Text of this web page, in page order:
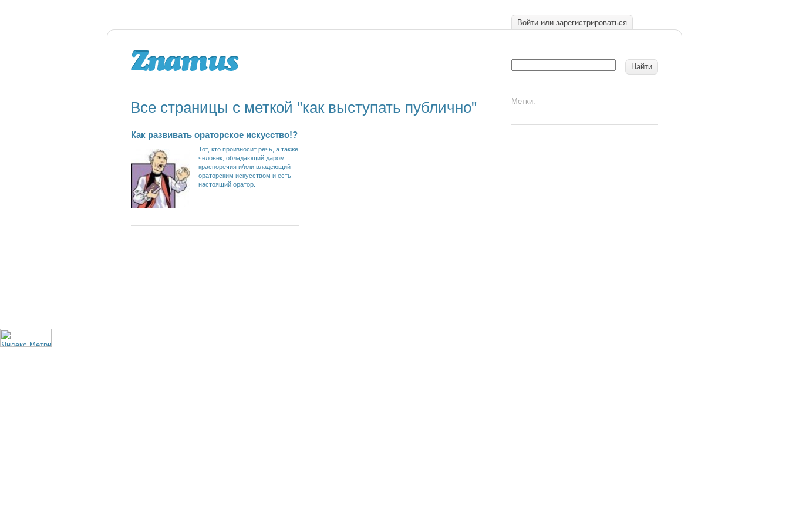
Войти или зарегистрироваться
Все страницы с меткой "как выступать публично"
Как развивать ораторское искусство!?
Тот, кто произносит речь, а также
человек, обладающий даром
красноречия и/или владеющий
ораторским искусством и есть
настоящий оратор.
Метки: